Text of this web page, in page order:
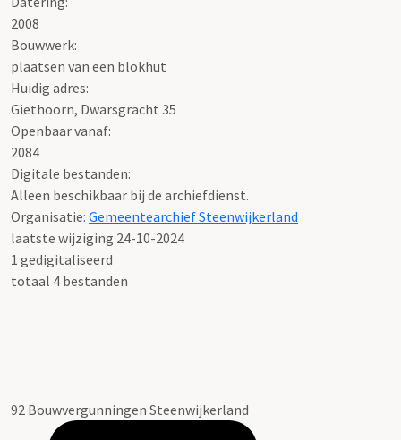
2008
Bouwwerk:
plaatsen van een blokhut
Huidig adres:
Giethoorn, Dwarsgracht 35
Openbaar vanaf:
2084
Digitale bestanden:
Alleen beschikbaar bij de archiefdienst.
Organisatie: Gemeentearchief Steenwijkerland
laatste wijziging 24-10-2024
1 gedigitaliseerd
totaal 4 bestanden
92 Bouwvergunningen Steenwijkerland